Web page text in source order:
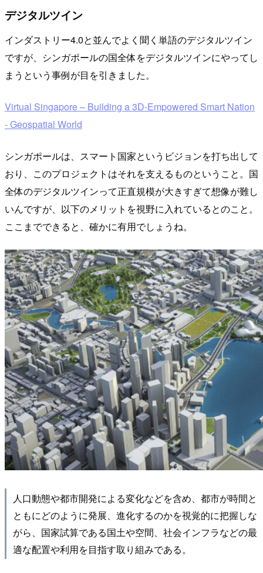
デジタルツイン
インダストリー4.0と並んでよく聞く単語のデジタルツイン
ですが、シンガポールの国全体をデジタルツインにやってし
まうという事例が目を引きました。
Virtual Singapore – Building a 3D-Empowered Smart Nation
- Geospatial World
シンガポールは、スマート国家というビジョンを打ち出して
おり、このプロジェクトはそれを支えるものということ。国
全体のデジタルツインって正直規模が大きすぎて想像が難し
いんですが、以下のメリットを視野に入れているとのこと。
ここまでできると、確かに有用でしょうね。
人口動態や都市開発による変化などを含め、都市が時間と
ともにどのように発展、進化するのかを視覚的に把握しな
がら、国家試算である国土や空間、社会インフラなどの最
適な配置や利用を目指す取り組みである。